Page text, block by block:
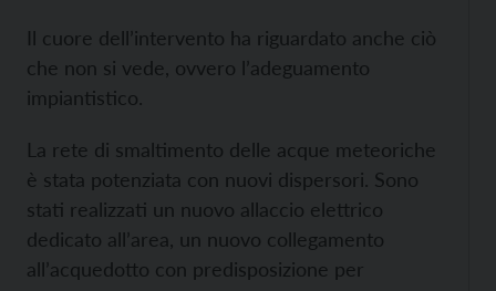
Il cuore dell’intervento ha riguardato anche ciò
che non si vede, ovvero l’adeguamento
impiantistico.
La rete di smaltimento delle acque meteoriche
è stata potenziata con nuovi dispersori. Sono
stati realizzati un nuovo allaccio elettrico
dedicato all’area, un nuovo collegamento
all’acquedotto con predisposizione per